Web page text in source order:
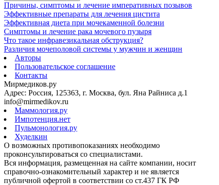
Причины, симптомы и лечение императивных позывов
Эффективные препараты для лечения цистита
Эффективная диета при мочекаменной болезни
Симптомы и лечение рака мочевого пузыря
Что такое инфравезикальная обструкция?
Различия мочеполовой системы у мужчин и женщин
Авторы
Пользовательское соглашение
Контакты
Мирмедиков.ру
Адрес: Россия, 125363, г. Москва, бул. Яна Райниса д.1
info@mirmedikov.ru
Маммология.ру
Импотенция.нет
Пульмонология.ру
Худелкин
О возможных противопоказаниях необходимо
проконсультироваться со специалистами.
Вся информация, размещенная на сайте компании, носит
справочно-ознакомительный характер и не является
публичной офертой в соответствии со ст.437 ГК РФ